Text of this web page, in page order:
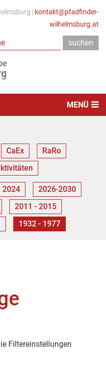
| kontakt@pfadfinder-
wilhelmsburg.at
MENÜ
CaEx
RaRo
2024
2026-2030
2011 - 2015
1932 - 1977
Filtereinstellungen